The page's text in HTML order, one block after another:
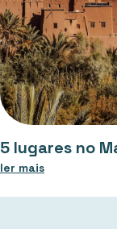
5 lugares no
ler mais